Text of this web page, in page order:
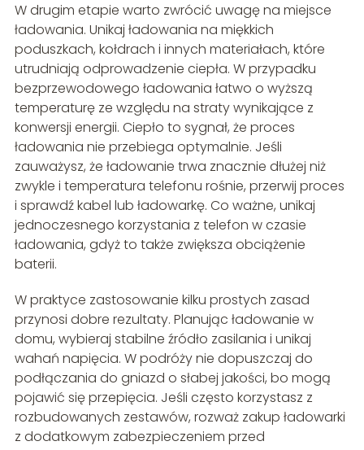
W drugim etapie warto zwrócić uwagę na miejsce
ładowania. Unikaj ładowania na miękkich
poduszkach, kołdrach i innych materiałach, które
utrudniają odprowadzenie ciepła. W przypadku
bezprzewodowego ładowania łatwo o wyższą
temperaturę ze względu na straty wynikające z
konwersji energii. Ciepło to sygnał, że proces
ładowania nie przebiega optymalnie. Jeśli
zauważysz, że ładowanie trwa znacznie dłużej niż
zwykle i temperatura telefonu rośnie, przerwij proces
i sprawdź kabel lub ładowarkę. Co ważne, unikaj
jednoczesnego korzystania z telefon w czasie
ładowania, gdyż to także zwiększa obciążenie
baterii.
W praktyce zastosowanie kilku prostych zasad
przynosi dobre rezultaty. Planując ładowanie w
domu, wybieraj stabilne źródło zasilania i unikaj
wahań napięcia. W podróży nie dopuszczaj do
podłączania do gniazd o słabej jakości, bo mogą
pojawić się przepięcia. Jeśli często korzystasz z
rozbudowanych zestawów, rozważ zakup ładowarki
z dodatkowym zabezpieczeniem przed